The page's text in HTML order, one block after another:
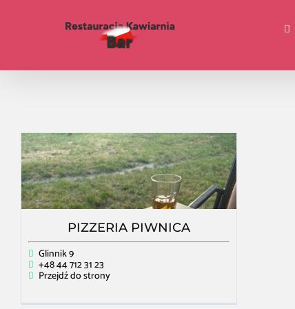
PIZZERIA PIWNICA
Glinnik 9
+48 44 712 31 23
Przejdź do strony